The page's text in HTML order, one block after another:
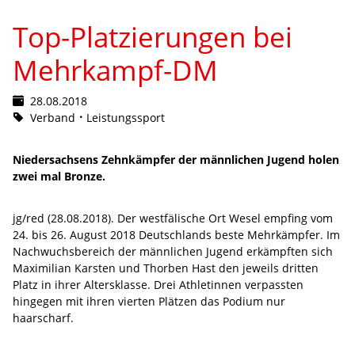
Top-Platzierungen bei
Mehrkampf-DM
28.08.2018
Verband
Leistungssport
Niedersachsens Zehnkämpfer der männlichen Jugend holen
zwei mal Bronze.
jg/red (28.08.2018). Der westfälische Ort Wesel empfing vom
24. bis 26. August 2018 Deutschlands beste Mehrkämpfer. Im
Nachwuchsbereich der männlichen Jugend erkämpften sich
Maximilian Karsten und Thorben Hast den jeweils dritten
Platz in ihrer Altersklasse. Drei Athletinnen verpassten
hingegen mit ihren vierten Plätzen das Podium nur
haarscharf.